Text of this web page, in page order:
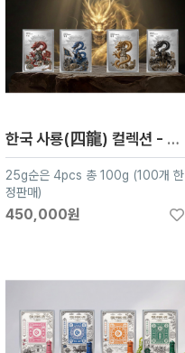
한국 사룡(四龍) 컬렉션 - 영웅편
25g순은 4pcs 총 100g (100개 한
정판매)
450,000원